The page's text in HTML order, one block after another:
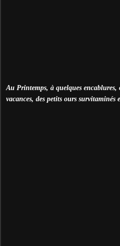
Au Printemps, à quelques encablures,
vacances, des petits ours